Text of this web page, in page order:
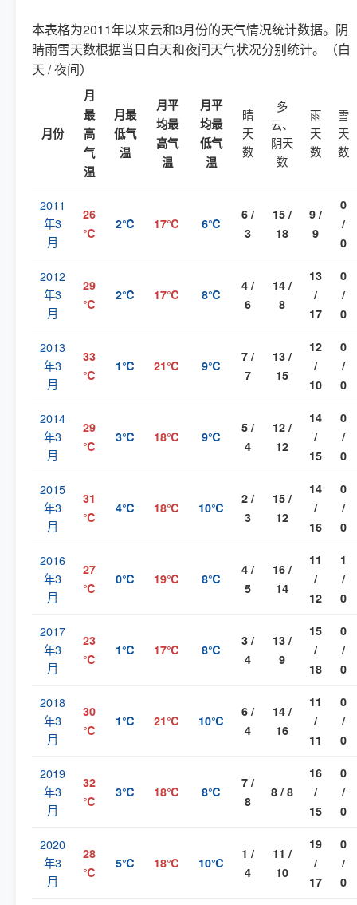
本表格为2011年以来云和3月份的天气情况统计数据。阴
晴雨雪天数根据当日白天和夜间天气状况分别统计。（白
天 / 夜间）
月份
月
最
高
气
温
月最
低气
温
月平
均最
高气
温
月平
均最
低气
温
晴
天
数
多
云、
阴天
数
雨
天
数
雪
天
数
2011
年3
月
26
℃
2℃ 17℃ 6℃
6 /
3
15 /
18
9 /
9
0
/
0
2012
年3
月
29
℃
2℃ 17℃ 8℃
4 /
6
14 /
8
13
/
17
0
/
0
2013
年3
月
33
℃
1℃ 21℃ 9℃
7 /
7
13 /
15
12
/
10
0
/
0
2014
年3
月
29
℃
3℃ 18℃ 9℃
5 /
4
12 /
12
14
/
15
0
/
0
2015
年3
月
31
℃
4℃ 18℃ 10℃
2 /
3
15 /
12
14
/
16
0
/
0
2016
年3
月
27
℃
0℃ 19℃ 8℃
4 /
5
16 /
14
11
/
12
1
/
0
2017
年3
月
23
℃
1℃ 17℃ 8℃
3 /
4
13 /
9
15
/
18
0
/
0
2018
年3
月
30
℃
1℃ 21℃ 10℃
6 /
4
14 /
16
11
/
11
0
/
0
2019
年3
月
32
℃
3℃ 18℃ 8℃
7 /
8
8 / 8
16
/
15
0
/
0
2020
年3
月
28
℃
5℃ 18℃ 10℃
1 /
4
11 /
10
19
/
17
0
/
0